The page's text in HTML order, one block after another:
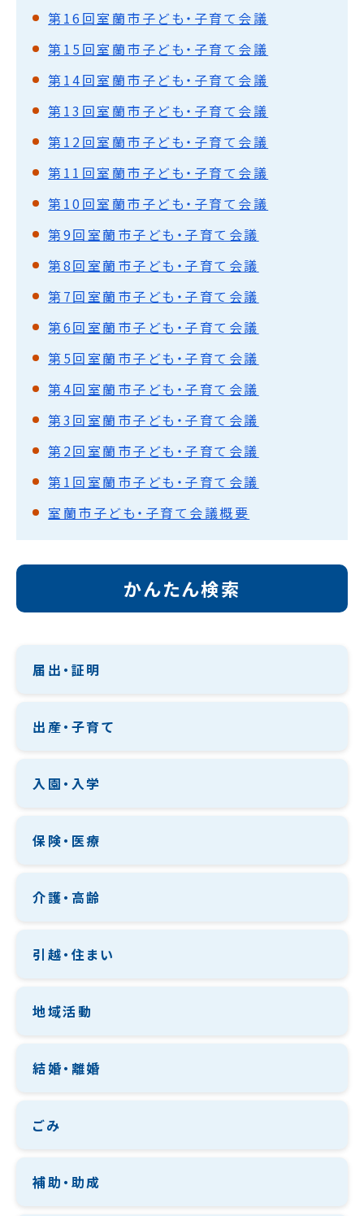
第16回室蘭市子ども・子育て会議
第15回室蘭市子ども・子育て会議
第14回室蘭市子ども・子育て会議
第13回室蘭市子ども・子育て会議
第12回室蘭市子ども・子育て会議
第11回室蘭市子ども・子育て会議
第10回室蘭市子ども・子育て会議
第9回室蘭市子ども・子育て会議
第8回室蘭市子ども・子育て会議
第7回室蘭市子ども・子育て会議
第6回室蘭市子ども・子育て会議
第5回室蘭市子ども・子育て会議
第4回室蘭市子ども・子育て会議
第3回室蘭市子ども・子育て会議
第2回室蘭市子ども・子育て会議
第1回室蘭市子ども・子育て会議
室蘭市子ども・子育て会議概要
かんたん検索
届出・証明
出産・子育て
入園・入学
保険・医療
介護・高齢
引越・住まい
地域活動
結婚・離婚
ごみ
補助・助成